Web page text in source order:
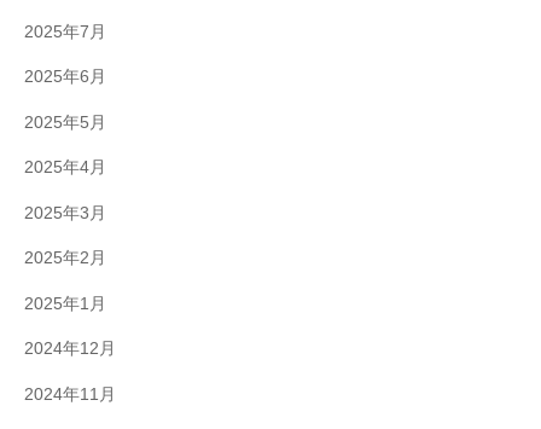
2025年7月
2025年6月
2025年5月
2025年4月
2025年3月
2025年2月
2025年1月
2024年12月
2024年11月